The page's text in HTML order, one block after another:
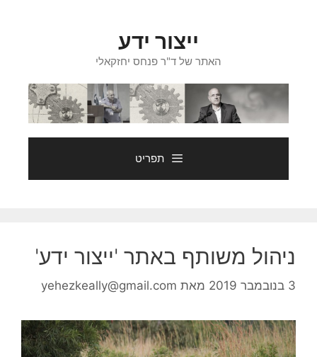
ייצור ידע
האתר של ד"ר פנחס יחזקאלי
תפריט
ניהול משותף באתר 'ייצור ידע'
3 בנובמבר 2019 מאת yehezkeally@gmail.com